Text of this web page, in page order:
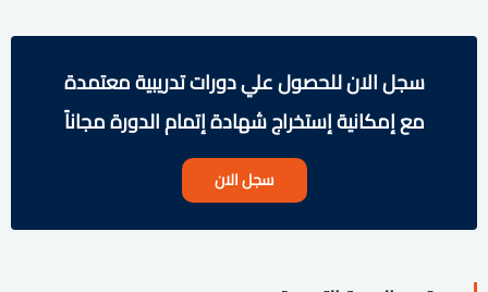
سجل الان للحصول علي دورات تدريبية معتمدة
مع إمكانية إستخراج شهادة إتمام الدورة مجاناً
سجل الان